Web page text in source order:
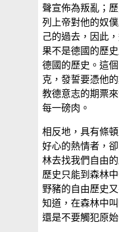
聲宣佈為叛亂；
列上帝對他的奴
己的過去，因此
果不是德國的歷
德國的歷史。這
克，發誓要憑他
教德意志的期票
每一磅肉。
相反地，具有條
好心的熱情者，
林去找我們自由
歷史只能到森林
野豬的自由歷史
知道，在森林中
還是不要觸犯原